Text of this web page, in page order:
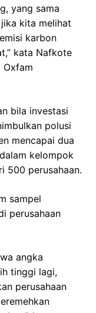
yang sama
kita melihat
karbon
kata Nafkote
Oxfam
bila investasi
polusi
mencapai dua
kelompok
500 perusahaan.
sampel
perusahaan
angka
tinggi lagi,
perusahaan